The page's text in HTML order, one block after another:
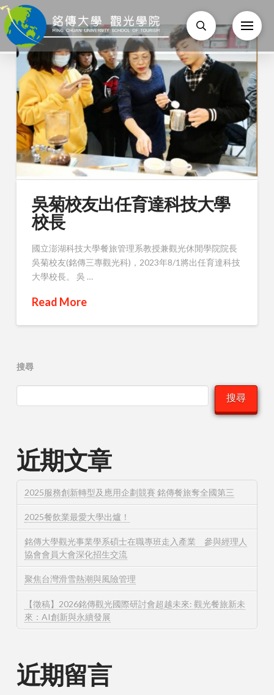
吳菊校友出任育達科技大學
校長
國立澎湖科技大學餐旅管理系教授兼觀光休閒學院院長
吳菊校友(銘傳三專觀光科)，2023年8/1將出任育達科技
大學校長。 吳 …
Read More
搜尋
搜尋
近期文章
2025服務創新轉型及應用企劃競賽 銘傳餐旅奪全國第三
2025餐飲業最愛大學出爐！
銘傳大學觀光事業學系碩士在職專班走入產業 參與經理人
協會會員大會深化招生交流
聚焦台灣滑雪熱潮與風險管理
【徵稿】2026銘傳觀光國際研討會超越未來: 觀光餐旅新未
來：AI創新與永續發展
近期留言